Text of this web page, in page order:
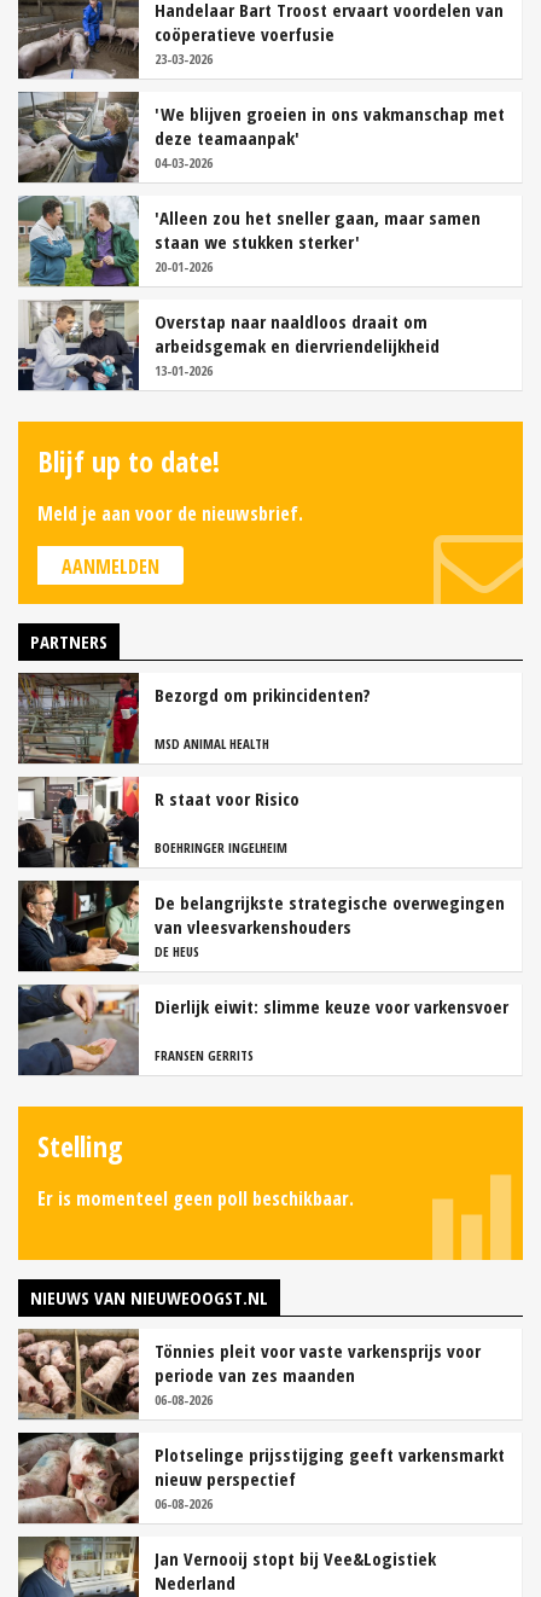
Handelaar Bart Troost ervaart voordelen van
coöperatieve voerfusie
23-03-2026
'We blijven groeien in ons vakmanschap met
deze teamaanpak'
04-03-2026
'Alleen zou het sneller gaan, maar samen
staan we stukken sterker'
20-01-2026
Overstap naar naaldloos draait om
arbeidsgemak en diervriendelijkheid
13-01-2026
Blijf up to date!
Meld je aan voor de nieuwsbrief.
AANMELDEN
PARTNERS
Bezorgd om prikincidenten?
MSD ANIMAL HEALTH
R staat voor Risico
BOEHRINGER INGELHEIM
De belangrijkste strategische overwegingen
van vleesvarkenshouders
DE HEUS
Dierlijk eiwit: slimme keuze voor varkensvoer
FRANSEN GERRITS
Stelling
Er is momenteel geen poll beschikbaar.
NIEUWS VAN NIEUWEOOGST.NL
Tönnies pleit voor vaste varkensprijs voor
periode van zes maanden
06-08-2026
Plotselinge prijsstijging geeft varkensmarkt
nieuw perspectief
06-08-2026
Jan Vernooij stopt bij Vee&Logistiek
Nederland